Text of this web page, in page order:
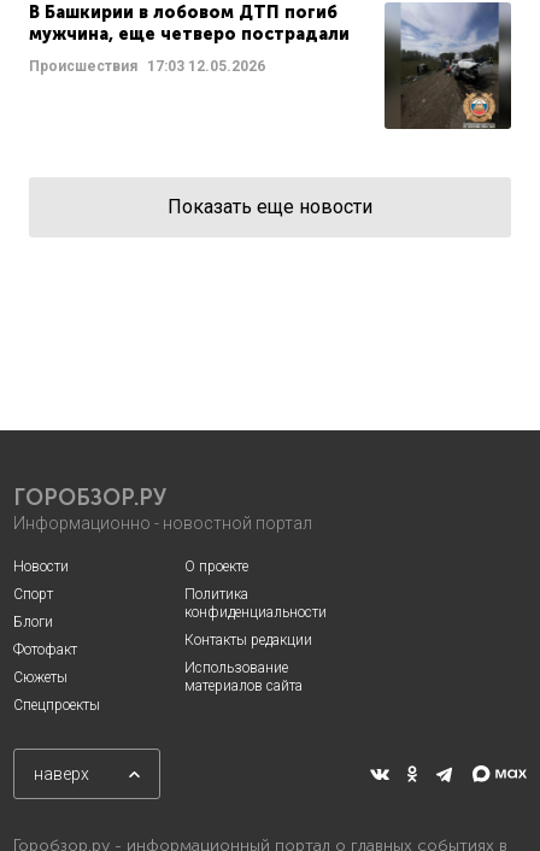
В Башкирии в лобовом ДТП погиб
мужчина, еще четверо пострадали
Происшествия 17:03 12.05.2026
Показать еще новости
ГОРОБЗОР.РУ
Информационно - новостной портал
Новости
Спорт
Блоги
Фотофакт
Сюжеты
Спецпроекты
О проекте
Политика
конфиденциальности
Контакты редакции
Использование
материалов сайта
наверх
Горобзор.ру - информационный портал о главных событиях в